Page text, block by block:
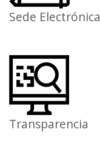
Sede Electrónica
Transparencia